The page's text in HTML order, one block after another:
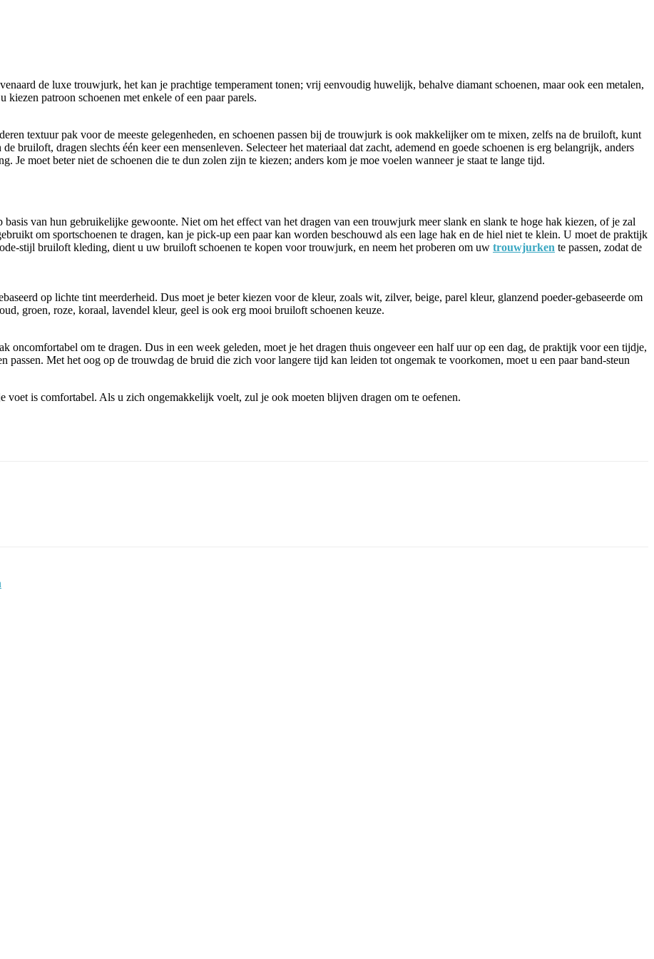
de luxe trouwjurk, het kan je prachtige temperament tonen; vrij eenvoudig huwelijk, behalve diamant schoenen, maar ook een metalen,
patroon schoenen met enkele of een paar parels.
textuur pak voor de meeste gelegenheden, en schoenen passen bij de trouwjurk is ook makkelijker om te mixen, zelfs na de bruiloft, kunt
de bruiloft, dragen slechts één keer een mensenleven. Selecteer het materiaal dat zacht, ademend en goede schoenen is erg belangrijk, anders
Je moet beter niet de schoenen die te dun zolen zijn te kiezen; anders kom je moe voelen wanneer je staat te lange tijd.
van hun gebruikelijke gewoonte. Niet om het effect van het dragen van een trouwjurk meer slank en slank te hoge hak kiezen, of je zal
om sportschoenen te dragen, kan je pick-up een paar kan worden beschouwd als een lage hak en de hiel niet te klein. U moet de praktijk
stijl bruiloft kleding, dient u uw bruiloft schoenen te kopen voor trouwjurk, en neem het proberen om uw trouwjurken te passen, zodat de
op lichte tint meerderheid. Dus moet je beter kiezen voor de kleur, zoals wit, zilver, beige, parel kleur, glanzend poeder-gebaseerde om
groen, roze, koraal, lavendel kleur, geel is ook erg mooi bruiloft schoenen keuze.
oncomfortabel om te dragen. Dus in een week geleden, moet je het dragen thuis ongeveer een half uur op een dag, de praktijk voor een tijdje,
passen. Met het oog op de trouwdag de bruid die zich voor langere tijd kan leiden tot ongemak te voorkomen, moet u een paar band-steun
voet is comfortabel. Als u zich ongemakkelijk voelt, zul je ook moeten blijven dragen om te oefenen.